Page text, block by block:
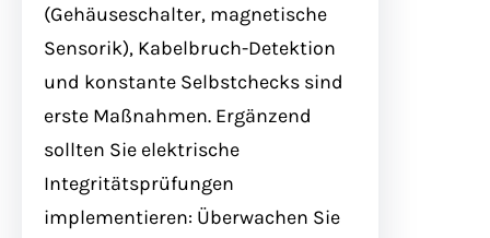
(Gehäuseschalter, magnetische
Sensorik), Kabelbruch-Detektion
und konstante Selbstchecks sind
erste Maßnahmen. Ergänzend
sollten Sie elektrische
Integritätsprüfungen
implementieren: Überwachen Sie